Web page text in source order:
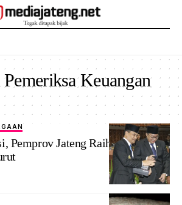
Keuangan
Pemprov Jateng Raih Opini WTP